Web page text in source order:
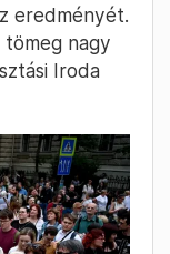
eredményét.
tömeg nagy
Iroda